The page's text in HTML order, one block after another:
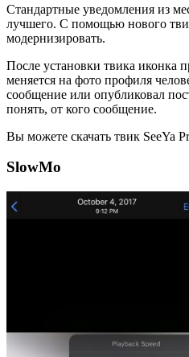
Стандартные уведомления из
лучшего. С помощью нового
модернизировать.
После установки твика иконка
меняется на фото профиля
сообщение или опубликовал
понять, от кого сообщение.
Вы можете скачать твик SeeYa
SlowMo